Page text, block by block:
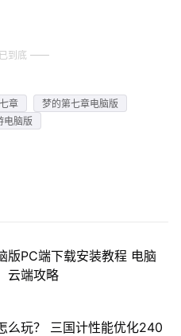
到底
章
梦的第七章电脑版
电脑版
版PC端下载安装教程 电脑
云端攻略
么玩？ 三国计性能优化240